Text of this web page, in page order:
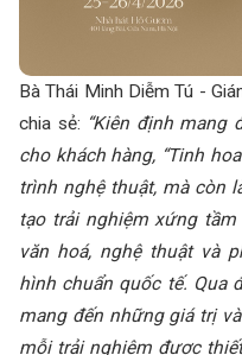
Bà Thái Minh Diễm Tú -
chia sẻ: “Kiên định mang
cho khách hàng, “Tinh
trình nghệ thuật, mà còn
tạo trải nghiệm xứng
văn hoá, nghệ thuật và
hình chuẩn quốc tế. Qua
mang đến những giá trị
mỗi trải nghiệm được